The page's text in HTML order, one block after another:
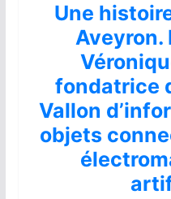
Une
Aveyron.
fondatrice
Vallon
objets